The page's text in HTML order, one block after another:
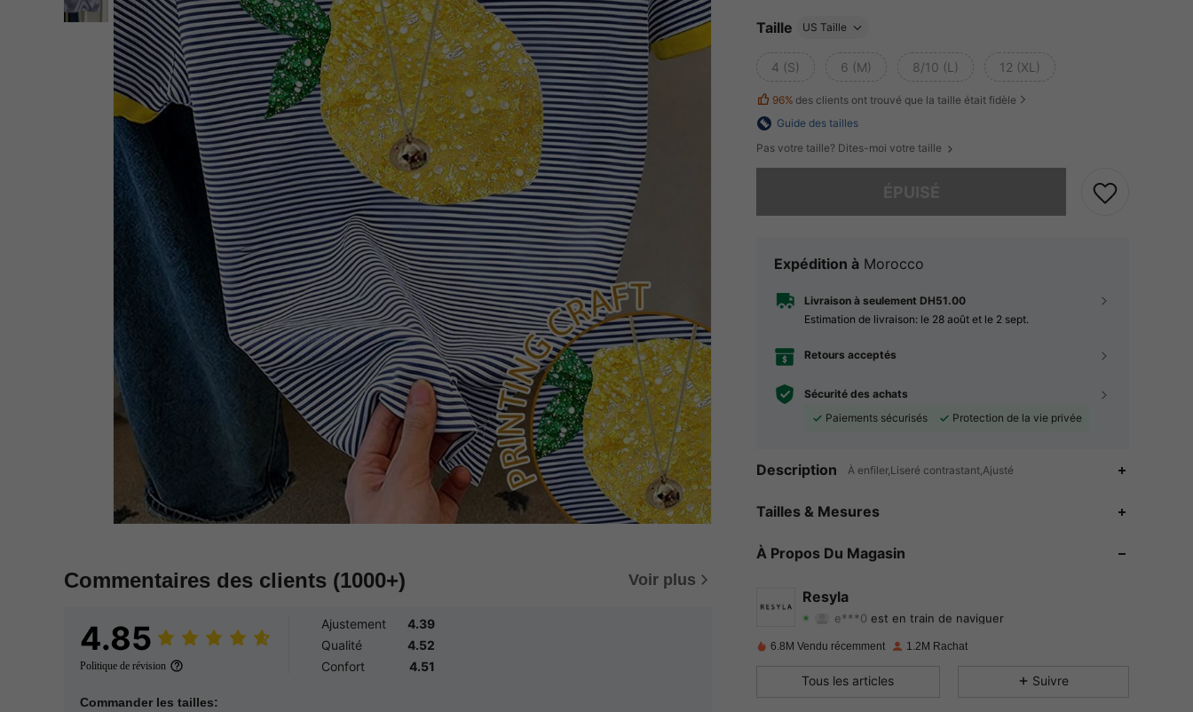
Commentaires des clients (1000+) Voir plus
4.85
Politique de révision
Ajustement
4.39
Qualité
4.52
Confort
4.51
Commander les tailles:
Taille US Taille
4 (S) 6 (M) 8/10 (L) 12 (XL)
96% des clients ont trouvé que la taille était fidèle
Guide des tailles
Pas votre taille? Dites-moi votre taille
Expédition à Morocco
Livraison à seulement DH51.00
Estimation de livraison: le 28 août et le 2 sept.
Retours acceptés
Sécurité des achats
Paiements sécurisés
Protection de la vie privée
Description À enfiler,Liseré contrastant,Ajusté
Tailles & Mesures
À Propos Du Magasin
Resyla
4.73 Evaluation 5.9KArticles 458K
6.8M Vendu récemment 1.2M Rachat
Tous les articles Suivre